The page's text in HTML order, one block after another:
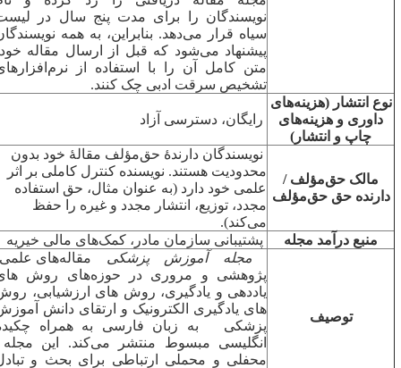
نویسندگان را برای مدت پنج سال در لیست
سیاه قرار می‌دهد. بنابراین، به همه نویسندگان
پیشنهاد می‌شود که قبل از ارسال مقاله خود،
متن کامل آن را با استفاده از نرم‌افزارهای
تشخیص سرقت ادبی چک کنند.
انتشار (هزینه‌های
داوری و هزینه‌های
چاپ و انتشار)
رایگان، دسترسی آزاد
مالک حق‌مؤلف /
دارنده حق حق‌مؤلف
نویسندگان دارندۀ حق‌مؤلف مقالۀ خود بدون
محدودیت هستند. نویسنده کنترل کاملی بر اثر
علمی خود دارد (به عنوان مثال، حق استفاده
مجدد، توزیع، انتشار مجدد و غیره را حفظ
می‌کند).
منبع درآمد مجله
پشتیبانی سازمان مادر، کمک‌های مالی خیریه
توصیف
مجله آموزش پزشکی
مقاله‌های علمی،
پژوهشی و مروری در حوزه‌های روش های
یاددهی و یادگیری، روش های ارزشیابی، روش
های یادگیری الکترونیک و ارتقای دانش آموزش
پزشکی
به زبان فارسی به همراه چکیده
انگلیسی مبسوط منتشر می‌کند. این مجله
محفلی و محملی ارتباطی برای بحث و تبادل